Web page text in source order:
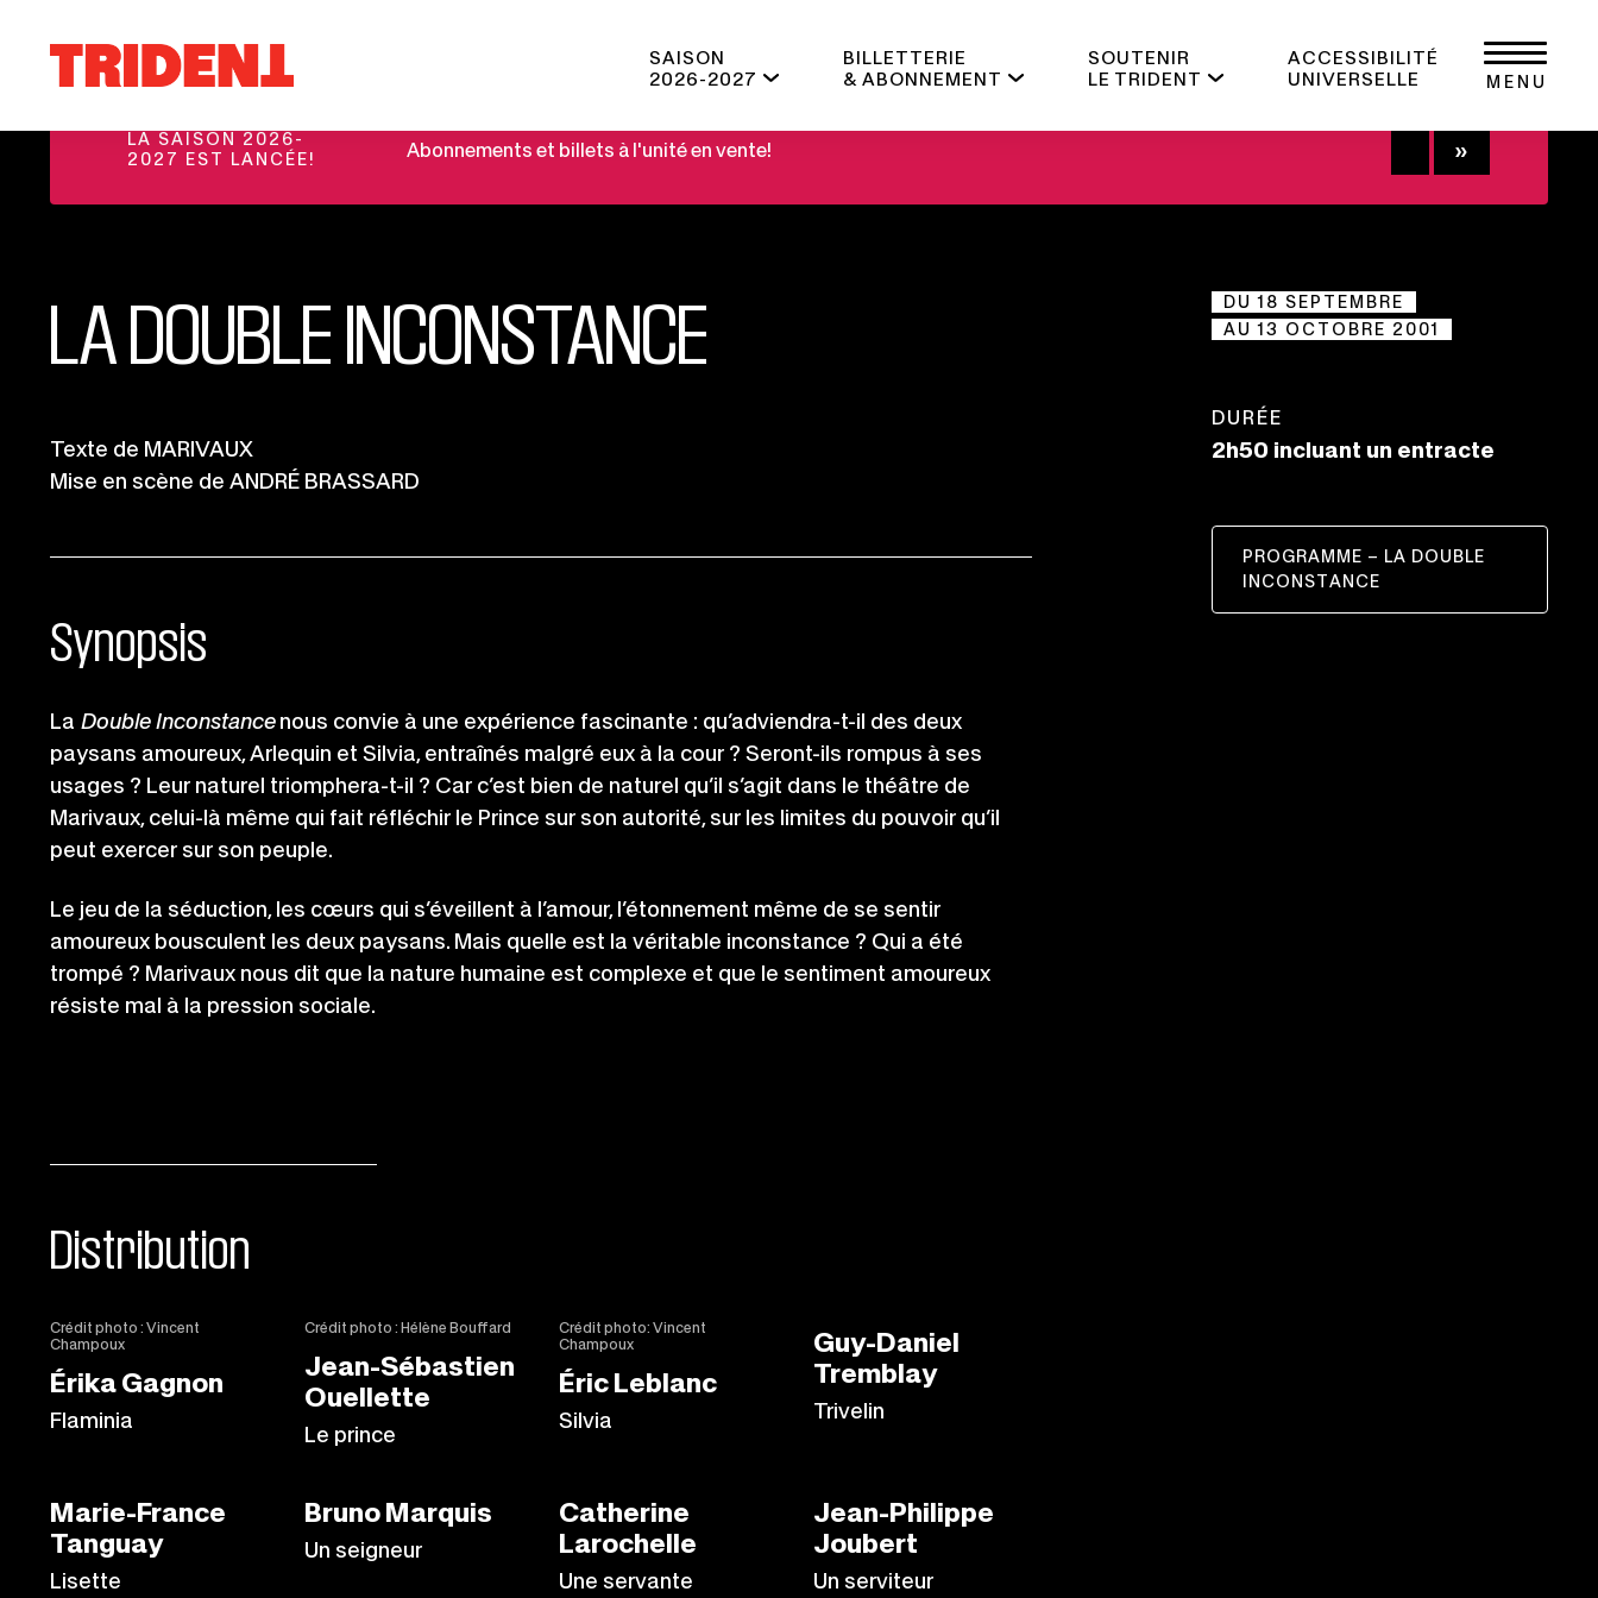
à
page
SAISON
2026-2027
BILLETTERIE
& ABONNEMENT
SOUTENIR
LE TRIDENT
ACCESSIBILITÉ
UNIVERSELLE
MENU
LA SAISON 2026-
2027 EST LANCÉE!
Abonnements et billets à l'unité en vente!
LA DOUBLE INCONSTANCE
Informations
Texte de MARIVAUX
Mise en scène de ANDRÉ BRASSARD
Synopsis
La Double Inconstancenous convie à une expérience fascinante : qu’adviendra-t-il des deux
paysans amoureux, Arlequin et Silvia, entraînés malgré eux à la cour ? Seront-ils rompus à ses
usages ? Leur naturel triomphera-t-il ? Car c’est bien de naturel qu’il s’agit dans le théâtre de
Marivaux, celui-là même qui fait réfléchir le Prince sur son autorité, sur les limites du pouvoir qu’il
peut exercer sur son peuple.
Le jeu de la séduction, les cœurs qui s’éveillent à l’amour, l’étonnement même de se sentir
amoureux bousculent les deux paysans. Mais quelle est la véritable inconstance ? Qui a été
trompé ? Marivaux nous dit que la nature humaine est complexe et que le sentiment amoureux
résiste mal à la pression sociale.
Distribution
Crédit photo : Vincent
Champoux
Érika Gagnon
Flaminia
Crédit photo : Hélène Bouffard
Jean-Sébastien
Ouellette
Le prince
Crédit photo: Vincent
Champoux
Éric Leblanc
Silvia
Guy-Daniel
Tremblay
Trivelin
Marie-France
Tanguay
Lisette
Bruno Marquis
Un seigneur
Catherine
Larochelle
Une servante
Jean-Philippe
Joubert
Un serviteur
DU 18 SEPTEMBRE
AU 13 OCTOBRE 2001
DURÉE
2h50 incluant un entracte
PROGRAMME – LA DOUBLE
INCONSTANCE
CE